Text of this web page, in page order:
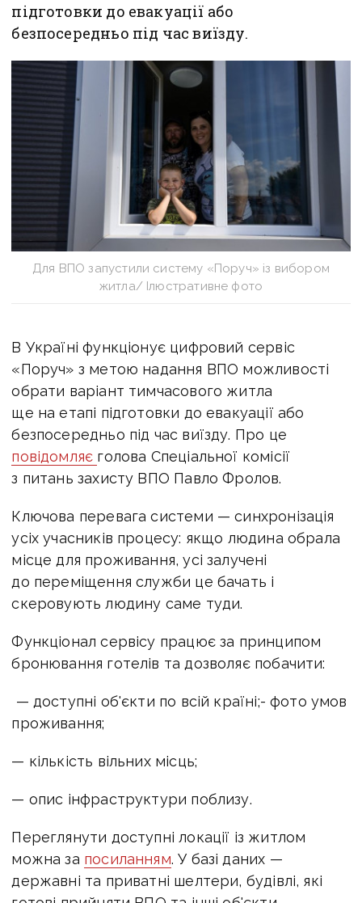
підготовки до евакуації або
безпосередньо під час виїзду.
Для ВПО запустили систему «Поруч» із вибором
житла/ Ілюстративне фото
В Україні функціонує цифровий сервіс
«Поруч» з метою надання ВПО можливості
обрати варіант тимчасового житла
ще на етапі підготовки до евакуації або
безпосередньо під час виїзду. Про це
повідомляє голова Спеціальної комісії
з питань захисту ВПО Павло Фролов.
Ключова перевага системи — синхронізація
усіх учасників процесу: якщо людина обрала
місце для проживання, усі залучені
до переміщення служби це бачать і
скеровують людину саме туди.
Функціонал сервісу працює за принципом
бронювання готелів та дозволяє побачити:
— доступні об'єкти по всій країні;- фото умов
проживання;
— кількість вільних місць;
— опис інфраструктури поблизу.
Переглянути доступні локації із житлом
можна за посиланням. У базі даних —
державні та приватні шелтери, будівлі, які